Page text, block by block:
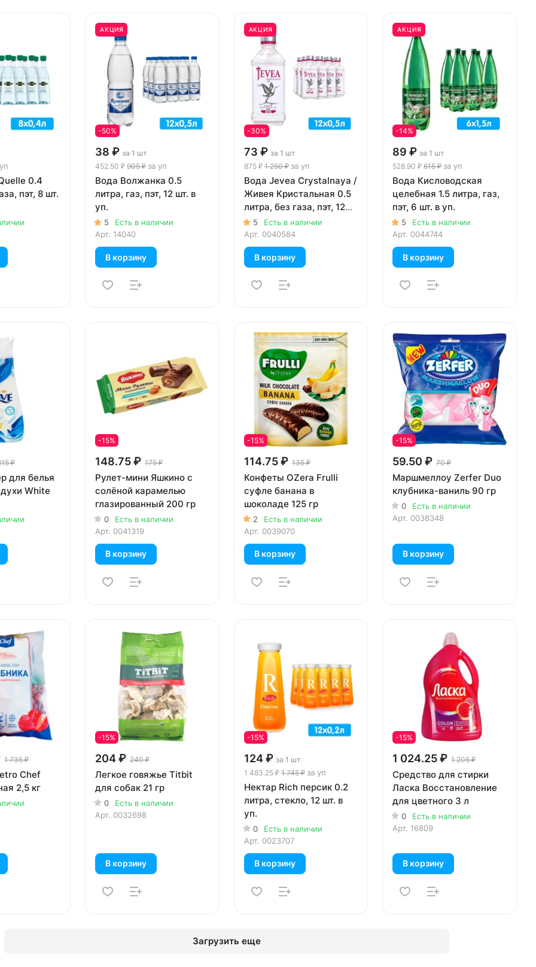
0.4
пэт, 8 шт.
АКЦИЯ
-50%
38 ₽ за 1 шт
452.50 ₽905 ₽ за уп
Вода Волжанка 0.5
литра, газ, пэт, 12 шт. в
уп.
5
Есть в наличии
Арт. 14040
В корзину
АКЦИЯ
-30%
73 ₽ за 1 шт
875 ₽1 250 ₽ за уп
Вода Jevea Crystalnaya /
Живея Кристальная 0.5
литра, без газа, пэт, 12
шт. в уп.
5
Есть в наличии
Арт. 0040584
В корзину
АКЦИЯ
-14%
89 ₽ за 1 шт
528.90 ₽615 ₽ за уп
Вода Кисловодская
целебная 1.5 литра, газ,
пэт, 6 шт. в уп.
5
Есть в наличии
Арт. 0044744
В корзину
₽
для белья
White
-15%
148.75 ₽ 175 ₽
Рулет-мини Яшкино с
солёной карамелью
глазированный 200 гр
0
Есть в наличии
Арт. 0041319
В корзину
-15%
114.75 ₽ 135 ₽
Конфеты OZera Frulli
суфле банана в
шоколаде 125 гр
2
Есть в наличии
Арт. 0039070
В корзину
-15%
59.50 ₽ 70 ₽
Маршмеллоу Zerfer Duo
клубника-ваниль 90 гр
0
Есть в наличии
Арт. 0038348
В корзину
1 735 ₽
Chef
2,5 кг
-15%
204 ₽ 240 ₽
Легкое говяжье Titbit
для собак 21 гр
0
Есть в наличии
Арт. 0032698
В корзину
-15%
124 ₽ за 1 шт
1 483.25 ₽1 745 ₽ за уп
Нектар Rich персик 0.2
литра, стекло, 12 шт. в
уп.
0
Есть в наличии
Арт. 0023707
В корзину
-15%
1 024.25 ₽ 1 205 ₽
Средство для стирки
Ласка Восстановление
для цветного 3 л
0
Есть в наличии
Арт. 16809
В корзину
Загрузить еще